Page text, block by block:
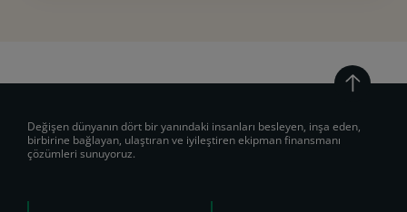
Değişen dünyanın dört bir yanındaki insanları besleyen, inşa eden,
birbirine bağlayan, ulaştıran ve iyileştiren ekipman finansmanı
çözümleri sunuyoruz.